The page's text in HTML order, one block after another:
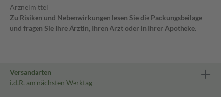
Arzneimittel
Zu Risiken und Nebenwirkungen lesen Sie die Packungsbeilage
und fragen Sie Ihre Ärztin, Ihren Arzt oder in Ihrer Apotheke.
Versandarten
i.d.R. am nächsten Werktag